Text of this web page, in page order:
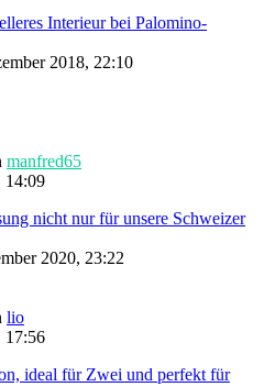
Interieur bei Palomino-
2018, 22:10
manfred65
14:09
nicht nur für unsere Schweizer
2020, 23:22
lio
17:56
ideal für Zwei und perfekt für